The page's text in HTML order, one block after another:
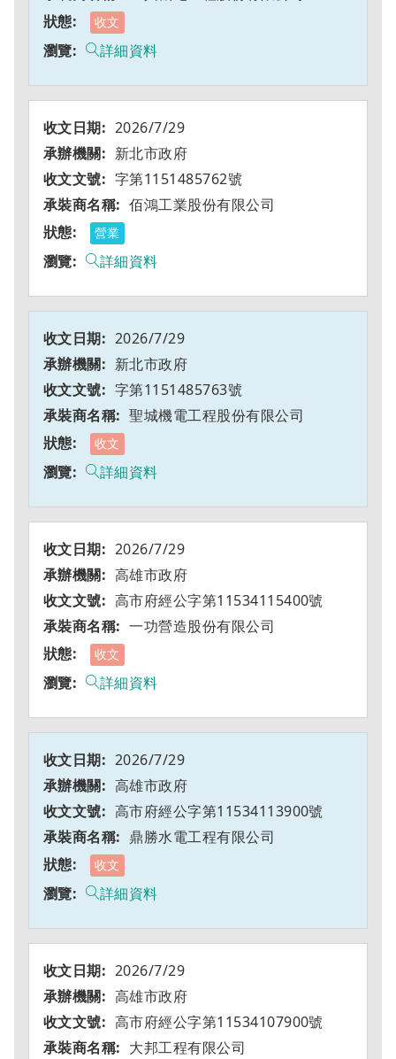
收文
詳細資料
2026/7/29
新北市政府
字第1151485762號
佰鴻工業股份有限公司
營業
詳細資料
2026/7/29
新北市政府
字第1151485763號
聖城機電工程股份有限公司
收文
詳細資料
2026/7/29
高雄市政府
高市府經公字第11534115400號
一功營造股份有限公司
收文
詳細資料
2026/7/29
高雄市政府
高市府經公字第11534113900號
鼎勝水電工程有限公司
收文
詳細資料
2026/7/29
高雄市政府
高市府經公字第11534107900號
大邦工程有限公司